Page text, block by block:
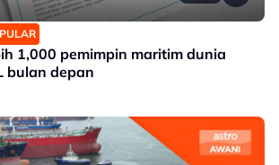
1,000 pemimpin maritim dunia
bulan depan